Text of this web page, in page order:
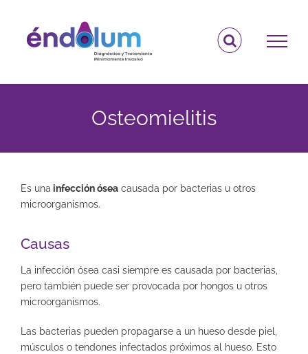
contenido
Osteomielitis
Es una infección ósea causada por bacterias u otros
microorganismos.
Causas
La infección ósea casi siempre es causada por bacterias,
pero también puede ser provocada por hongos u otros
microorganismos.
Las bacterias pueden propagarse a un hueso desde piel,
músculos o tendones infectados próximos al hueso. Esto